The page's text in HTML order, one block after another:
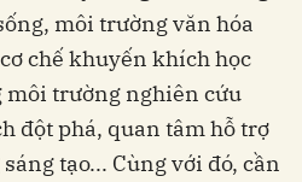
môi trường văn hóa
chế khuyến khích học
môi trường nghiên cứu
đột phá, quan tâm hỗ trợ
tạo... Cùng với đó, cần